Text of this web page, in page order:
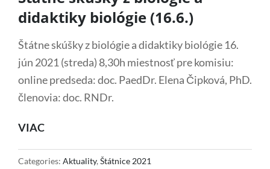
didaktiky biológie (16.6.)
Štátne skúšky z biológie a didaktiky biológie 16.
jún 2021 (streda) 8,30h miestnosť pre komisiu:
online predseda: doc. PaedDr. Elena Čipková, PhD.
členovia: doc. RNDr.
VIACŠTÁTNE
Z
Categories: Aktuality, Štátnice 2021